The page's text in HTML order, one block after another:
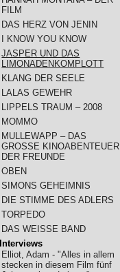
FILM
DAS HERZ VON JENIN
I KNOW YOU KNOW
JASPER UND DAS
LIMONADENKOMPLOTT
KLANG DER SEELE
LALAS GEWEHR
LIPPELS TRAUM – 2008
MOMMO
MULLEWAPP – DAS
GROSSE KINOABENTEUER
DER FREUNDE
OBEN
SIMONS GEHEIMNIS
DIE STIMME DES ADLERS
TORPEDO
DAS WEISSE BAND
Interviews
Elliot, Adam - "Alles in allem
stecken in diesem Film fünf